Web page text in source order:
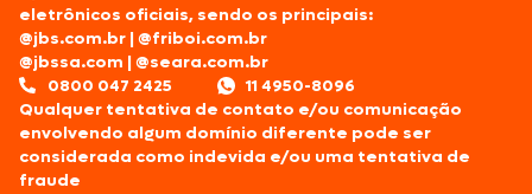
eletrônicos oficiais, sendo os principais:
@jbs.com.br |@friboi.com.br
@jbssa.com |@seara.com.br
0800 047 2425
11 4950-8096
Qualquer tentativa de contato e/ou comunicação
envolvendo algum domínio diferente pode ser
considerada como indevida e/ou uma tentativa de
fraude